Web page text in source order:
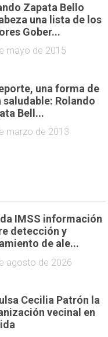
Zapata Bello
una lista de los
Gober...
mayo de 2015
una forma de
saludable: Rolando
Bell...
marzo de 2013
IMSS información
detección y
de ale...
agosto de 2026
Cecilia Patrón la
vecinal en